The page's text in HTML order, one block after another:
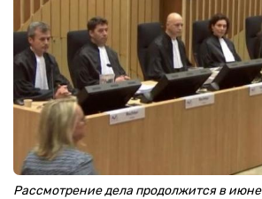
Рассмотрение дела продолжится в июне